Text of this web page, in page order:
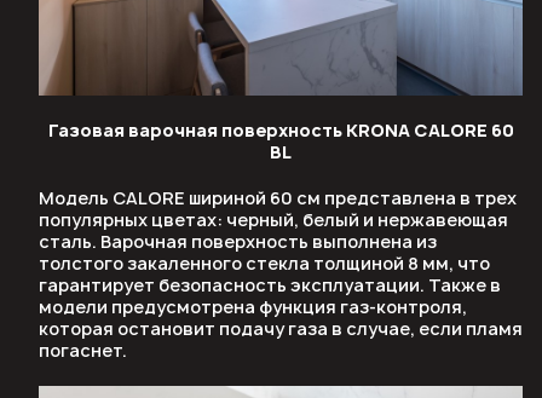
Газовая варочная поверхность KRONA CALORE 60
BL
Модель CALORE шириной 60 см представлена в трех
популярных цветах: черный, белый и нержавеющая
сталь. Варочная поверхность выполнена из
толстого закаленного стекла толщиной 8 мм, что
гарантирует безопасность эксплуатации. Также в
модели предусмотрена функция газ-контроля,
которая остановит подачу газа в случае, если пламя
погаснет.